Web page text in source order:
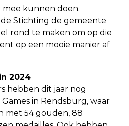
mee kunnen doen.
Stichting de gemeente
rond te maken om op die
op een mooie manier af
2024
hebben dit jaar nog
in Rendsburg, waar
met 54 gouden, 88